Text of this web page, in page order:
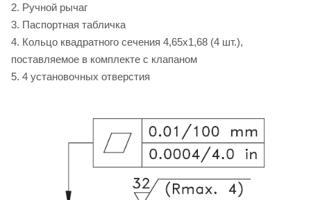
2. Ручной рычаг
3. Паспортная табличка
4. Кольцо квадратного сечения 4,65х1,68 (4 шт.),
поставляемое в комплекте с клапаном
5. 4 установочных отверстия